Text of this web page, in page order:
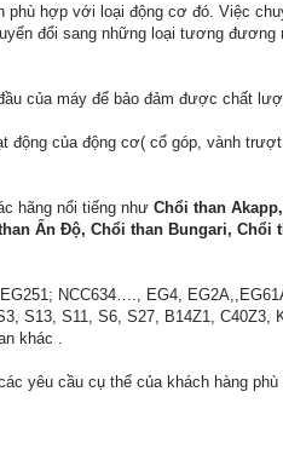
hợp với loại động cơ đó. Việc
đổi sang những loại tương
của máy để bảo đảm được chất
của động cơ( cổ góp, vành
hãng nổi tiếng như Chổi than
Ấn Độ, Chổi than Bungari,
NCC634…., EG4,
S13, S11, S6, S27, B14Z1,
khác .
yêu cầu cụ thể của khách hàng